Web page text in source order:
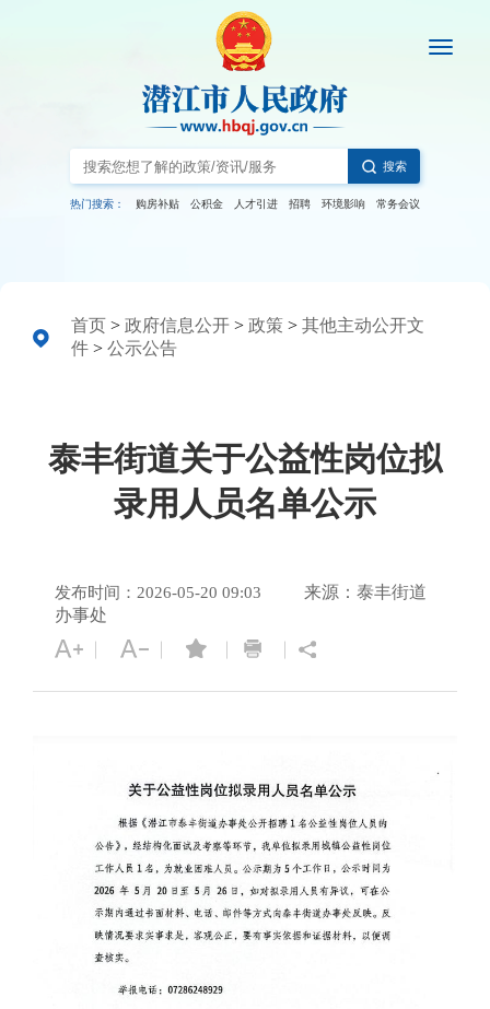
搜索
热门搜索： 购房补贴 公积金 人才引进 招聘 环境影响 常务会议
首页 > 政府信息公开 > 政策 > 其他主动公开文
件 > 公示公告
泰丰街道关于公益性岗位拟
录用人员名单公示
发布时间：2026-05-20 09:03
来源：泰丰街道
办事处